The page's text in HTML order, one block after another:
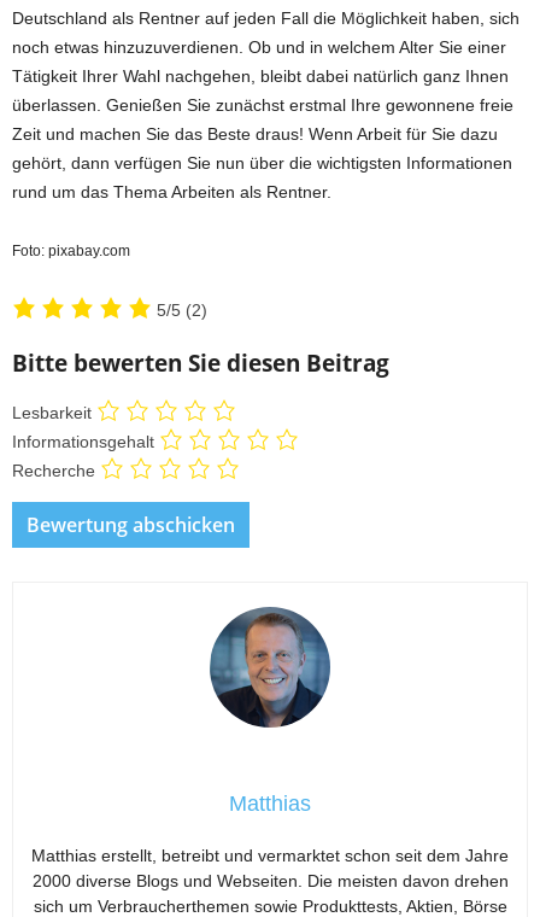
Deutschland als Rentner auf jeden Fall die Möglichkeit haben, sich
noch etwas hinzuzuverdienen. Ob und in welchem Alter Sie einer
Tätigkeit Ihrer Wahl nachgehen, bleibt dabei natürlich ganz Ihnen
überlassen. Genießen Sie zunächst erstmal Ihre gewonnene freie
Zeit und machen Sie das Beste draus! Wenn Arbeit für Sie dazu
gehört, dann verfügen Sie nun über die wichtigsten Informationen
rund um das Thema Arbeiten als Rentner.
Foto: pixabay.com
5/5 (2)
Bitte bewerten Sie diesen Beitrag
Lesbarkeit
Informationsgehalt
Recherche
Matthias
Matthias erstellt, betreibt und vermarktet schon seit dem Jahre
2000 diverse Blogs und Webseiten. Die meisten davon drehen
sich um Verbraucherthemen sowie Produkttests, Aktien, Börse